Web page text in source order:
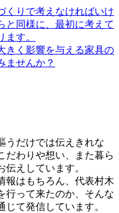
くりで考えなければいけ
と同様に、最初に考えて
す。
きく影響を与える家具の
ませんか？
うだけでは伝えきれな
だわりや想い、また暮ら
えしています。
報はもちろん、代表村木
行って来たのか、そんな
て発信しています。